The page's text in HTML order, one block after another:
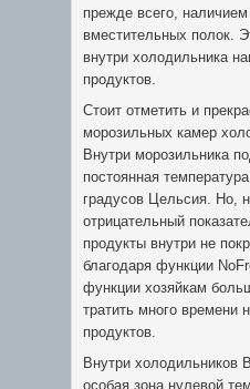
прежде всего,
вместительных полок.
внутри холодильника
продуктов.
Стоит отметить и
морозильных камер
Внутри морозильника
постоянная
градусов Цельсия. Но,
отрицательный
продукты внутри не
благодаря функции
функции хозяйкам
тратить много времени
продуктов.
Внутри холодильников
особая зона нулевой